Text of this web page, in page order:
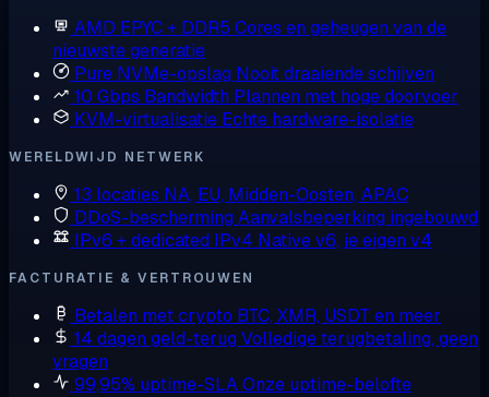
AMD EPYC + DDR5 Cores en geheugen van de
nieuwste generatie
Pure NVMe-opslag Nooit draaiende schijven
10 Gbps Bandwidth Plannen met hoge doorvoer
KVM-virtualisatie Echte hardware-isolatie
WERELDWIJD NETWERK
13 locaties NA, EU, Midden-Oosten, APAC
DDoS-bescherming Aanvalsbeperking ingebouwd
IPv6 + dedicated IPv4 Native v6, je eigen v4
FACTURATIE & VERTROUWEN
Betalen met crypto BTC, XMR, USDT en meer
14 dagen geld-terug Volledige terugbetaling, geen
vragen
99,95% uptime-SLAOnze uptime-belofte